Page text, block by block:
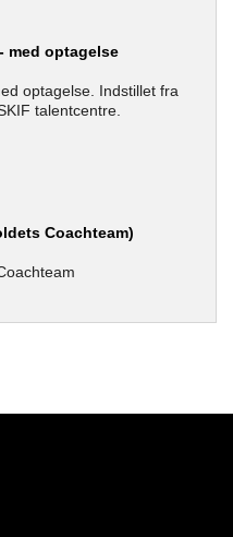
med optagelse
optagelse. Indstillet fra
talentcentre.
Coachteam)